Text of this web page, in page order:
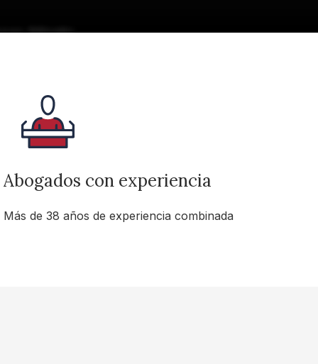
Atlanta.
case was
to my
Abogados con experiencia
Más de 38 años de experiencia combinada